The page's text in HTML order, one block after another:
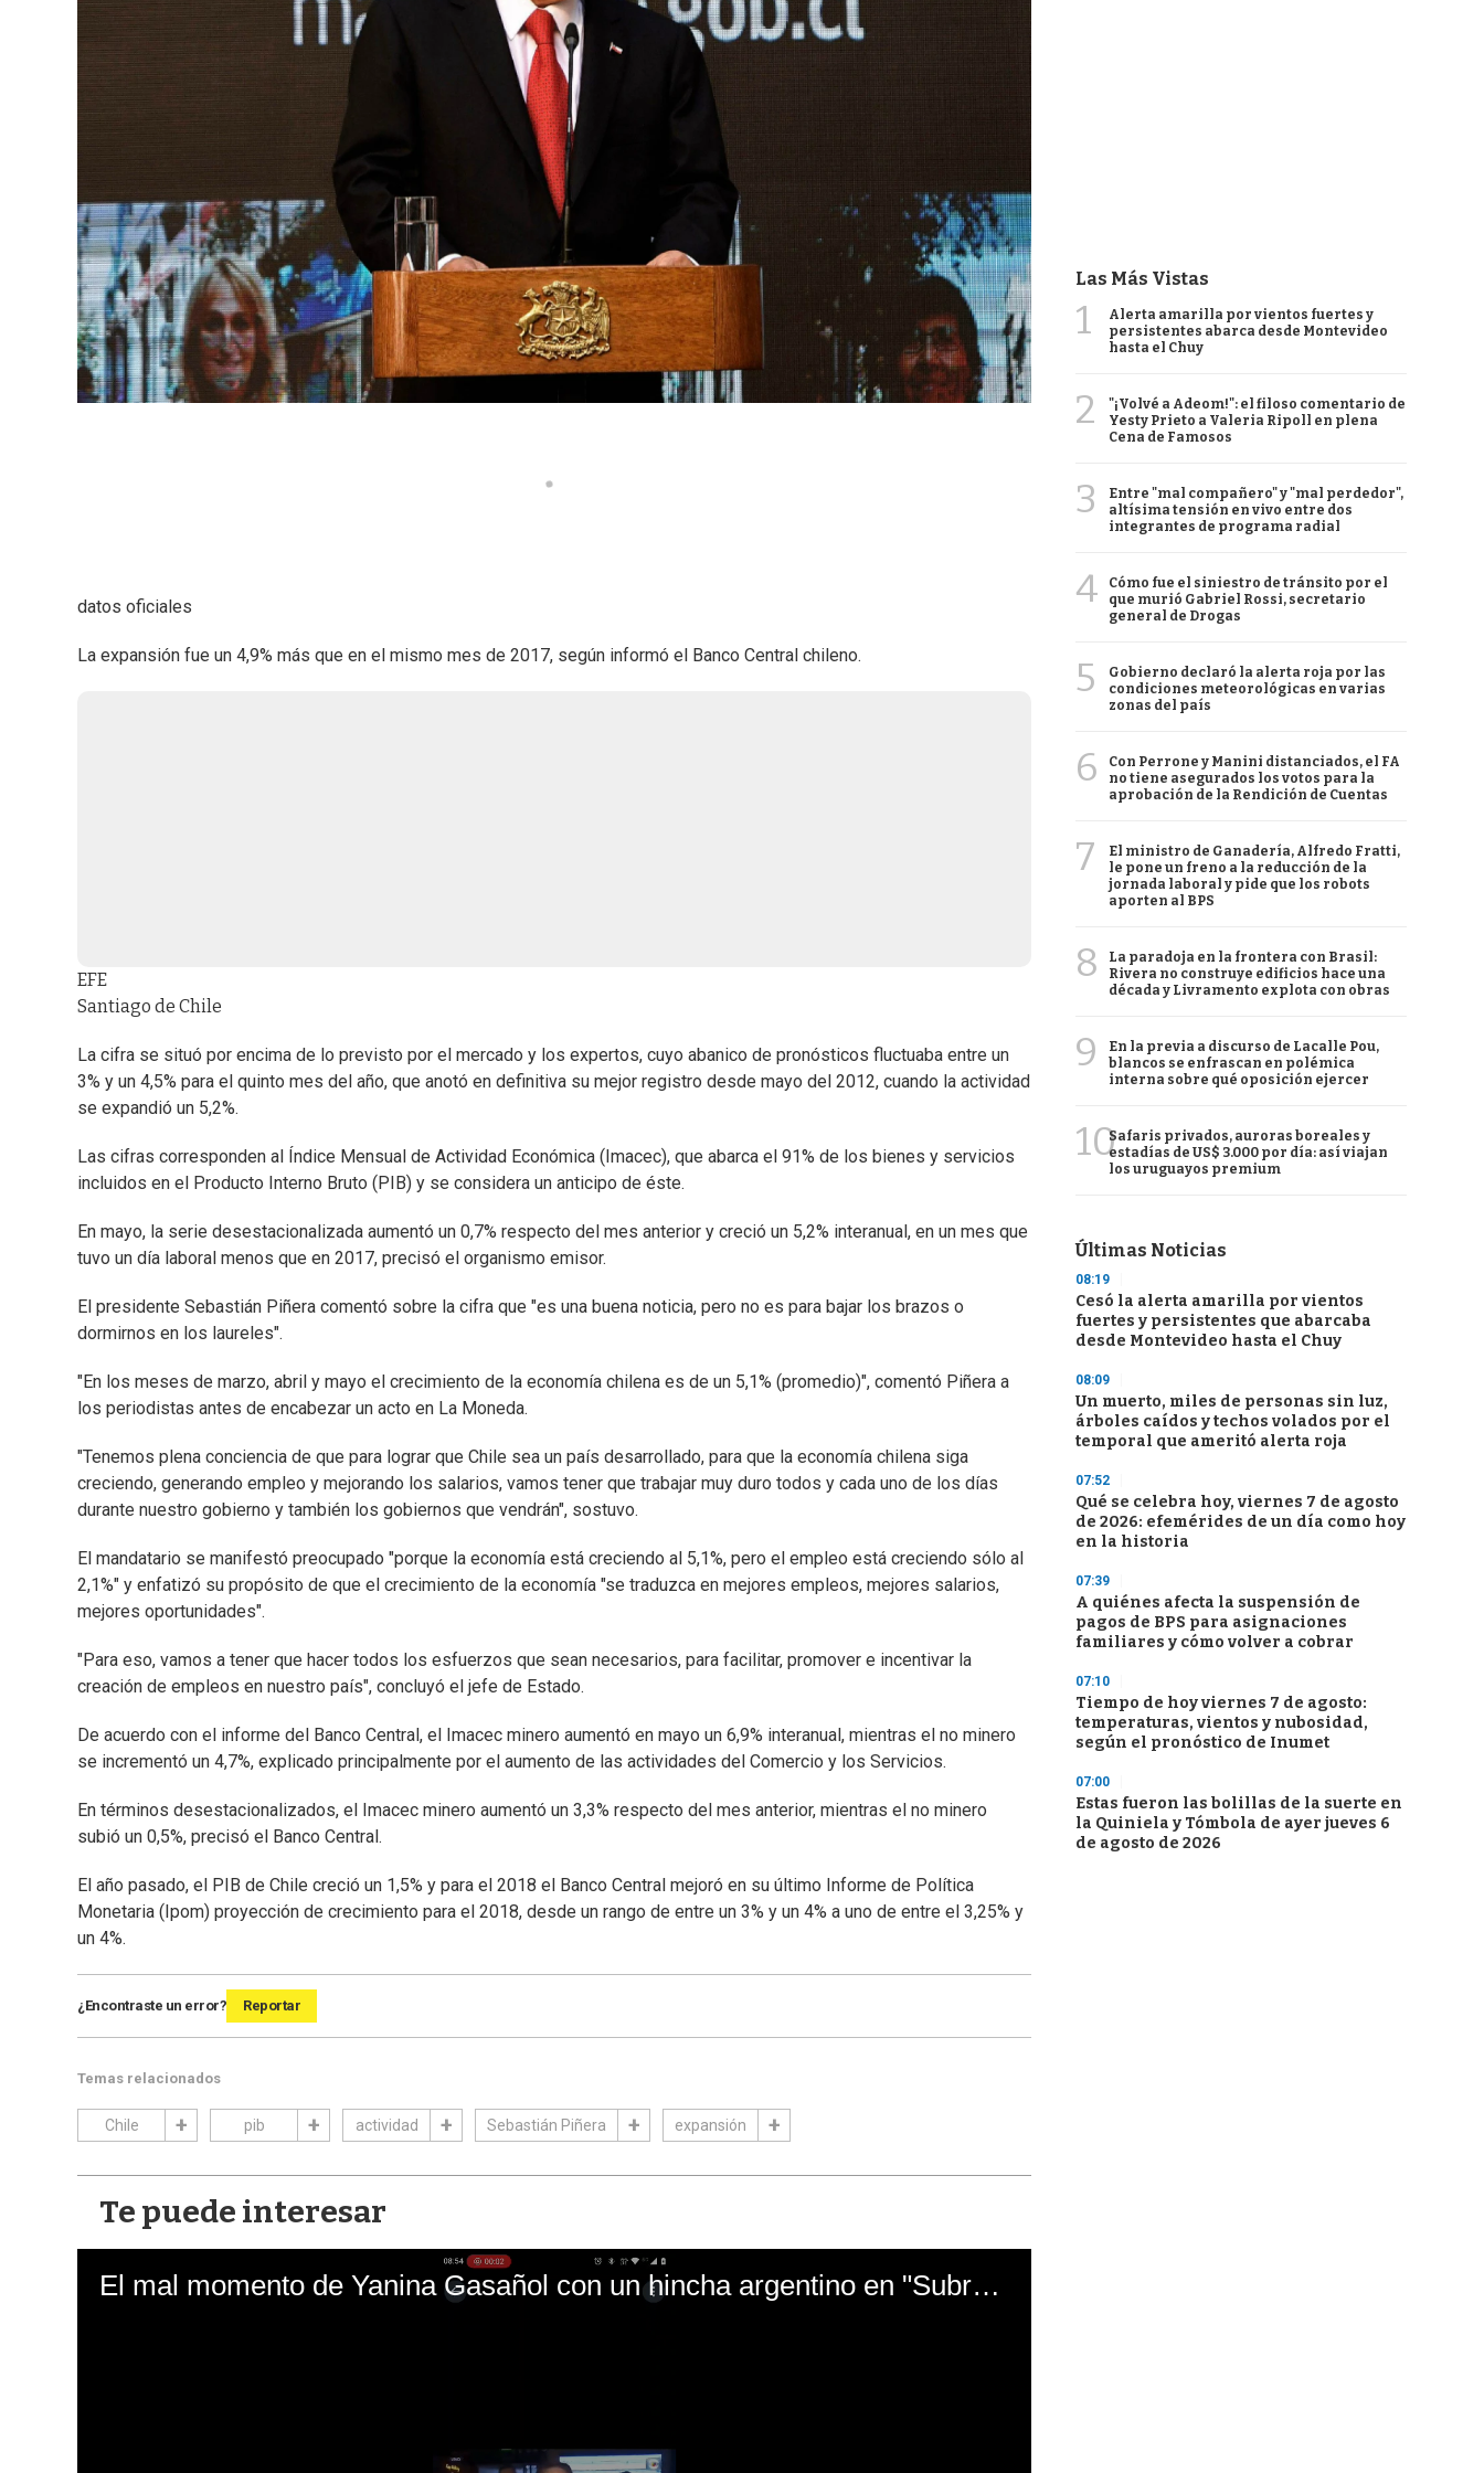
datos oficiales
La expansión fue un 4,9% más que en el mismo mes de 2017, según informó el Banco Central chileno.
EFE
Santiago de Chile
La cifra se situó por encima de lo previsto por el mercado y los expertos, cuyo abanico de pronósticos fluctuaba entre un
3% y un 4,5% para el quinto mes del año, que anotó en definitiva su mejor registro desde mayo del 2012, cuando la actividad
se expandió un 5,2%.
Las cifras corresponden al Índice Mensual de Actividad Económica (Imacec), que abarca el 91% de los bienes y servicios
incluidos en el Producto Interno Bruto (PIB) y se considera un anticipo de éste.
En mayo, la serie desestacionalizada aumentó un 0,7% respecto del mes anterior y creció un 5,2% interanual, en un mes que
tuvo un día laboral menos que en 2017, precisó el organismo emisor.
El presidente Sebastián Piñera comentó sobre la cifra que "es una buena noticia, pero no es para bajar los brazos o
dormirnos en los laureles".
"En los meses de marzo, abril y mayo el crecimiento de la economía chilena es de un 5,1% (promedio)", comentó Piñera a
los periodistas antes de encabezar un acto en La Moneda.
"Tenemos plena conciencia de que para lograr que Chile sea un país desarrollado, para que la economía chilena siga
creciendo, generando empleo y mejorando los salarios, vamos tener que trabajar muy duro todos y cada uno de los días
durante nuestro gobierno y también los gobiernos que vendrán", sostuvo.
El mandatario se manifestó preocupado "porque la economía está creciendo al 5,1%, pero el empleo está creciendo sólo al
2,1%" y enfatizó su propósito de que el crecimiento de la economía "se traduzca en mejores empleos, mejores salarios,
mejores oportunidades".
"Para eso, vamos a tener que hacer todos los esfuerzos que sean necesarios, para facilitar, promover e incentivar la
creación de empleos en nuestro país", concluyó el jefe de Estado.
De acuerdo con el informe del Banco Central, el Imacec minero aumentó en mayo un 6,9% interanual, mientras el no minero
se incrementó un 4,7%, explicado principalmente por el aumento de las actividades del Comercio y los Servicios.
En términos desestacionalizados, el Imacec minero aumentó un 3,3% respecto del mes anterior, mientras el no minero
subió un 0,5%, precisó el Banco Central.
El año pasado, el PIB de Chile creció un 1,5% y para el 2018 el Banco Central mejoró en su último Informe de Política
Monetaria (Ipom) proyección de crecimiento para el 2018, desde un rango de entre un 3% y un 4% a uno de entre el 3,25% y
un 4%.
¿Encontraste un error? Reportar
Temas relacionados
Chile pib actividad Sebastián Piñera expansión
Te puede interesar
El mal momento de Yanina Gasañol con un hincha argentino en "Subrayado"
Las Más Vistas
1
Alerta amarilla por vientos fuertes y
persistentes abarca desde Montevideo
hasta el Chuy
2
"¡Volvé a Adeom!": el filoso comentario de
Yesty Prieto a Valeria Ripoll en plena
Cena de Famosos
3
Entre "mal compañero" y "mal perdedor",
altísima tensión en vivo entre dos
integrantes de programa radial
4
Cómo fue el siniestro de tránsito por el
que murió Gabriel Rossi, secretario
general de Drogas
5
Gobierno declaró la alerta roja por las
condiciones meteorológicas en varias
zonas del país
6
Con Perrone y Manini distanciados, el FA
no tiene asegurados los votos para la
aprobación de la Rendición de Cuentas
7
El ministro de Ganadería, Alfredo Fratti,
le pone un freno a la reducción de la
jornada laboral y pide que los robots
aporten al BPS
8
La paradoja en la frontera con Brasil:
Rivera no construye edificios hace una
década y Livramento explota con obras
9
En la previa a discurso de Lacalle Pou,
blancos se enfrascan en polémica
interna sobre qué oposición ejercer
10Safaris privados, auroras boreales y
estadías de US$ 3.000 por día: así viajan
los uruguayos premium
Últimas Noticias
08:19
Cesó la alerta amarilla por vientos
fuertes y persistentes que abarcaba
desde Montevideo hasta el Chuy
08:09
Un muerto, miles de personas sin luz,
árboles caídos y techos volados por el
temporal que ameritó alerta roja
07:52
Qué se celebra hoy, viernes 7 de agosto
de 2026: efemérides de un día como hoy
en la historia
07:39
A quiénes afecta la suspensión de
pagos de BPS para asignaciones
familiares y cómo volver a cobrar
07:10
Tiempo de hoy viernes 7 de agosto:
temperaturas, vientos y nubosidad,
según el pronóstico de Inumet
07:00
Estas fueron las bolillas de la suerte en
la Quiniela y Tómbola de ayer jueves 6
de agosto de 2026